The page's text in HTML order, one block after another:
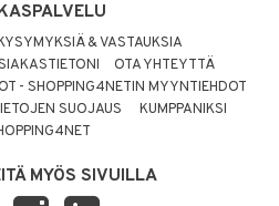
& VASTAUKSIA
OTA YHTEYTTÄ
- SHOPPING4NETIN MYYNTIEHDOT
SUOJAUS
KUMPPANIKSI
MYÖS SIVUILLA